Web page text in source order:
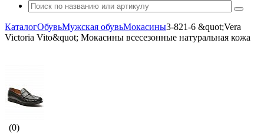
КаталогОбувьМужская обувьМокасины3-821-6 &quot;Vera
Victoria Vito&quot; Мокасины всесезонные натуральная кожа
(0)